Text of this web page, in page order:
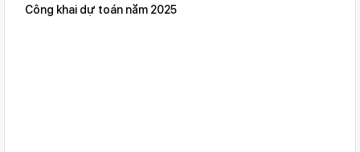
Số ký hiệu: 2617/QĐ-SGDĐT
Công khai dự toán năm 2025